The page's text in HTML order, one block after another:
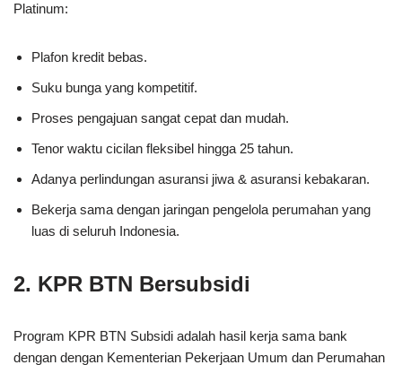
Platinum:
Plafon kredit bebas.
Suku bunga yang kompetitif.
Proses pengajuan sangat cepat dan mudah.
Tenor waktu cicilan fleksibel hingga 25 tahun.
Adanya perlindungan asuransi jiwa & asuransi kebakaran.
Bekerja sama dengan jaringan pengelola perumahan yang
luas di seluruh Indonesia.
2. KPR BTN Bersubsidi
Program KPR BTN Subsidi adalah hasil kerja sama bank
dengan dengan Kementerian Pekerjaan Umum dan Perumahan